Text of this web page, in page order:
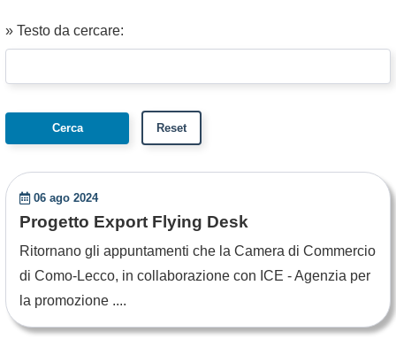
» Testo da cercare:
06 ago 2024
Progetto Export Flying Desk
Ritornano gli appuntamenti che la Camera di Commercio
di Como-Lecco, in collaborazione con ICE - Agenzia per
la promozione ....